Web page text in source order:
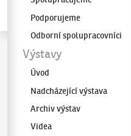
Galerie KODLPodporujeme
Odborní spolupracovníci
Výstavy
Úvod
Nadcházející výstava
Archiv výstav
Videa